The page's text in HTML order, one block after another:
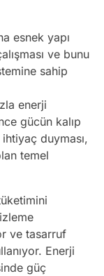
esnek yapı
ve bunu
sahip
enerji
gücün kalıp
duyması,
temel
ve tasarruf
Enerji
güç